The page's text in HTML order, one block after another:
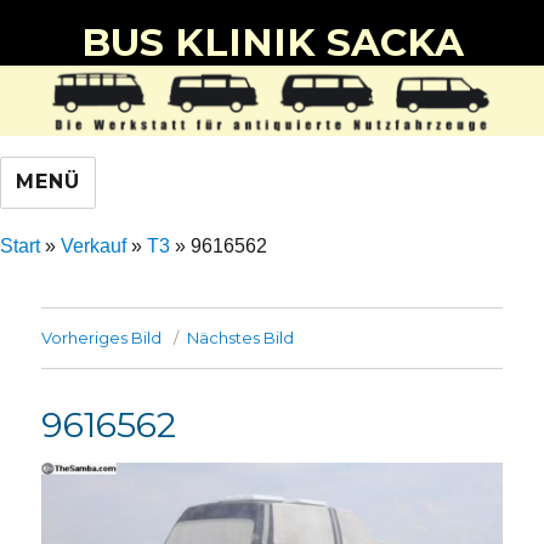
BUS KLINIK SACKA
MENÜ
Start» Verkauf» T3 » 9616562
Vorheriges Bild Nächstes Bild
9616562